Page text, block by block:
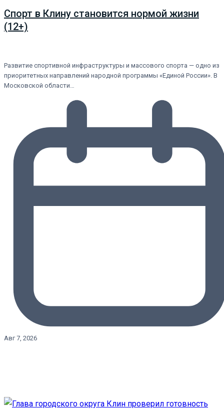
Спорт в Клину становится нормой жизни
(12+)
Развитие спортивной инфраструктуры и массового спорта — одно из
приоритетных направлений народной программы «Единой России». В
Московской области…
Авг 7, 2026